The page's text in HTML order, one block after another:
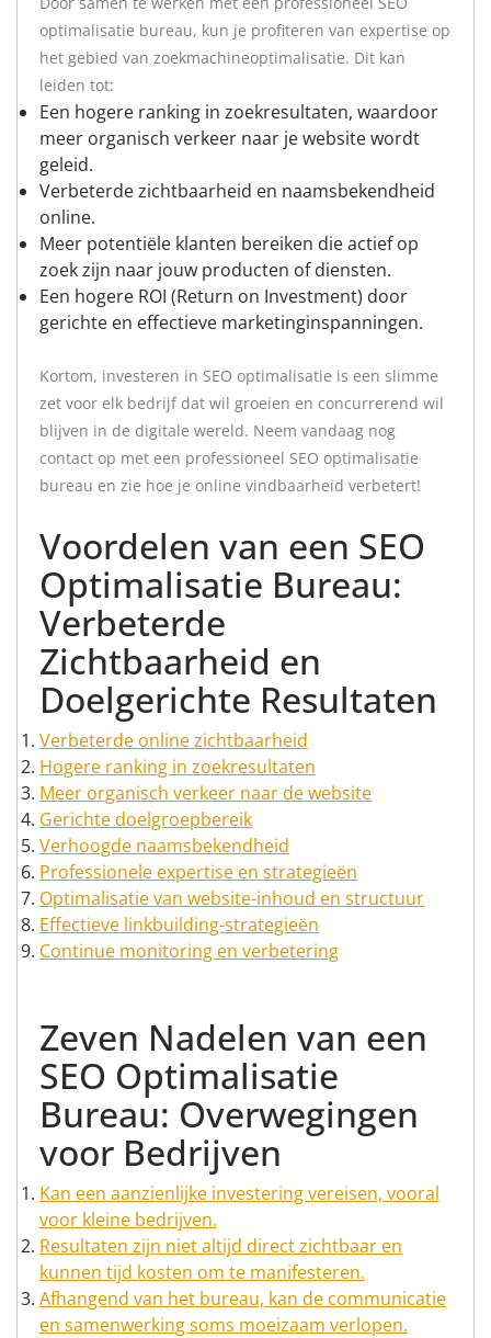
optimalisatie bureau, kun je profiteren van expertise op
het gebied van zoekmachineoptimalisatie. Dit kan
leiden tot:
Een hogere ranking in zoekresultaten, waardoor
meer organisch verkeer naar je website wordt
geleid.
Verbeterde zichtbaarheid en naamsbekendheid
online.
Meer potentiële klanten bereiken die actief op
zoek zijn naar jouw producten of diensten.
Een hogere ROI (Return on Investment) door
gerichte en effectieve marketinginspanningen.
Kortom, investeren in SEO optimalisatie is een slimme
zet voor elk bedrijf dat wil groeien en concurrerend wil
blijven in de digitale wereld. Neem vandaag nog
contact op met een professioneel SEO optimalisatie
bureau en zie hoe je online vindbaarheid verbetert!
Voordelen van een SEO
Optimalisatie Bureau:
Verbeterde
Zichtbaarheid en
Doelgerichte Resultaten
Verbeterde online zichtbaarheid
Hogere ranking in zoekresultaten
Meer organisch verkeer naar de website
Gerichte doelgroepbereik
Verhoogde naamsbekendheid
Professionele expertise en strategieën
Optimalisatie van website-inhoud en structuur
Effectieve linkbuilding-strategieën
Continue monitoring en verbetering
Zeven Nadelen van een
SEO Optimalisatie
Bureau: Overwegingen
voor Bedrijven
Kan een aanzienlijke investering vereisen, vooral
voor kleine bedrijven.
Resultaten zijn niet altijd direct zichtbaar en
kunnen tijd kosten om te manifesteren.
Afhangend van het bureau, kan de communicatie
en samenwerking soms moeizaam verlopen.